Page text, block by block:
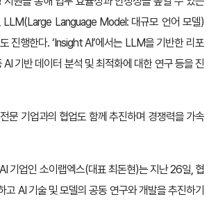
LLM(Large Language Model: 대규모 언어 모델)
진행한다. ‘Insight AI’에서는 LLM을 기반한 리포
AI 기반 데이터 분석 및 최적화에 대한 연구 등을 진
문 기업과의 협업도 함께 추진하며 경쟁력을 가속
기업인 소이랩엑스(대표 최돈현)는 지난 26일, 협
고 AI 기술 및 모델의 공동 연구와 개발을 추진하기